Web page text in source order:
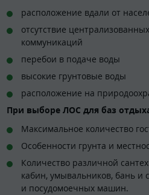
расположение вдали от
отсутствие
коммуникаций
перебои в подаче воды
высокие грунтовые воды
расположение на
При выборе ЛОС для баз
Максимальное количество
Особенности грунта и
Количество различной
кабин, умывальников, бань и
и посудомоечных машин.